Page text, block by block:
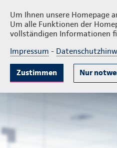
Um Ihnen unsere Homepage
Um alle Funktionen der
vollständigen Informationen
Impressum -
Zustimmen Nur
De Vries GmbH
Landesdirektion De